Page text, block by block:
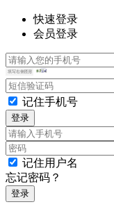
快速登录
会员登录
记住手机号
登录
记住用户名
忘记密码？
登录